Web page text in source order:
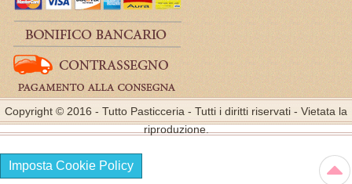
Copyright © 2016 - Tutto Pasticceria - Tutti i diritti riservati - Vietata la
riproduzione.
Imposta Cookie Policy